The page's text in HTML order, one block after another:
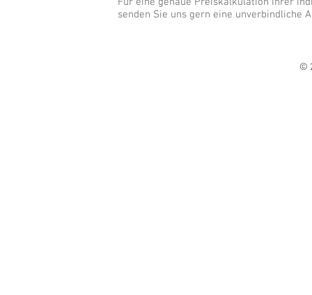
senden Sie uns gern eine unverbindliche
©